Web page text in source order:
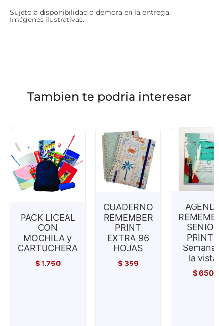
Sujeto a disponibilidad o demora en la entrega.
Imágenes ilustrativas.
Tambien te podria interesar
PACK LICEAL
CON
MOCHILA y
CARTUCHERA
$1.750
CUADERNO
REMEMBER
PRINT
EXTRA 96
HOJAS
$359
SENIOR
PRINT -
Semana
la vista
$650